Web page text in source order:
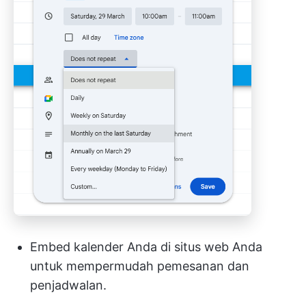
Embed kalender Anda di situs web Anda
untuk mempermudah pemesanan dan
penjadwalan.